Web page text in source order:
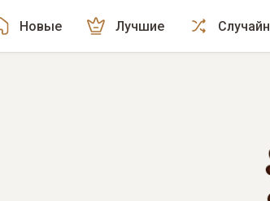
Новые Лучшие